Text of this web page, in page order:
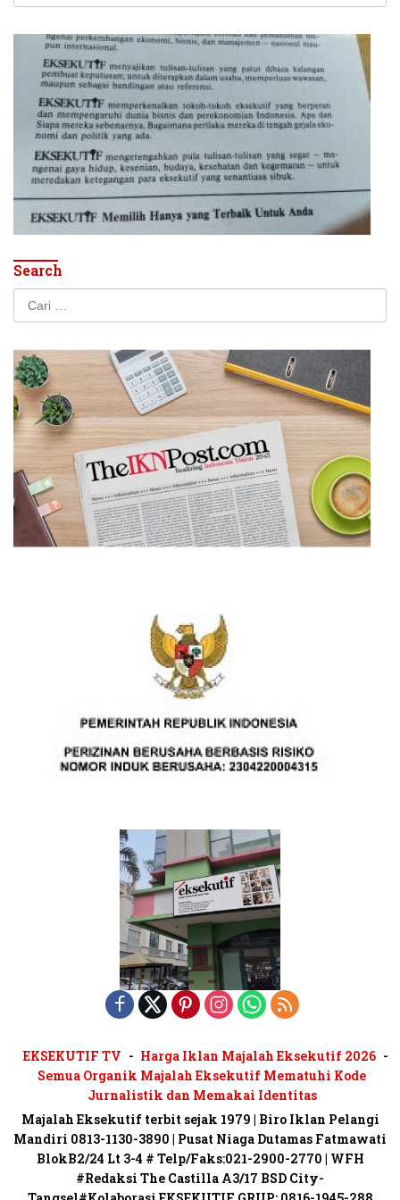
Search
EKSEKUTIF TV
Harga Iklan Majalah Eksekutif 2026
Semua Organik Majalah Eksekutif Mematuhi Kode
Jurnalistik dan Memakai Identitas
Majalah Eksekutif terbit sejak 1979 | Biro Iklan Pelangi
Mandiri 0813-1130-3890 | Pusat Niaga Dutamas Fatmawati
BlokB2/24 Lt 3-4 # Telp/Faks:021-2900-2770 | WFH
#Redaksi The Castilla A3/17 BSD City-